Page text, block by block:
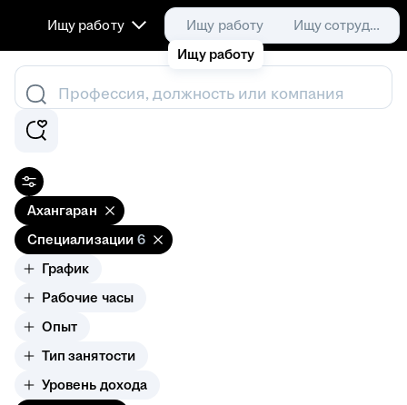
Ищу работу
Ищу работу
Ищу работу
Ищу сотрудника
Профессия, должность или компания
Ахангаран
Специализации 6
График
Рабочие часы
Опыт
Тип занятости
Уровень дохода